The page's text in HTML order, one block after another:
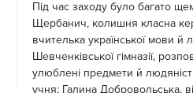
Під час заходу було багато
Щербанич, колишня класна
вчителька української мови й
Шевченківської гімназії,
улюблені предмети й
учня; Галина Добровольська,